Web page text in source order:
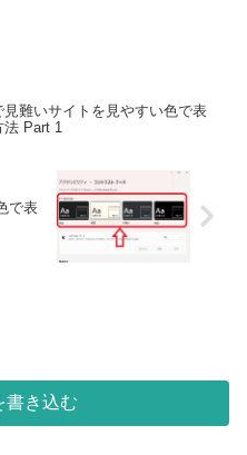
見難いサイトを見やすい色で表
Part 1
で表
書き込む